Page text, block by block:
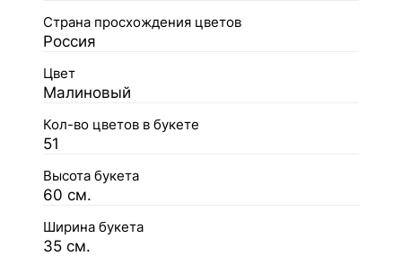
Страна просхождения цветов
Россия
Цвет
Малиновый
Кол-во цветов в букете
51
Высота букета
60 см.
Ширина букета
35 см.